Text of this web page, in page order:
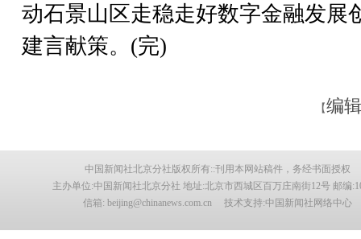
动石景山区走稳走好数字金融发展
建言献策。(完)
【编
中国新闻社北京分社版权所有::刊用本网站稿件，务经书面授权
主办单位:中国新闻社北京分社 地址:北京市西城区百万庄南街12号 邮编
信箱: beijing@chinanews.com.cn 技术支持:中国新闻社网络中心